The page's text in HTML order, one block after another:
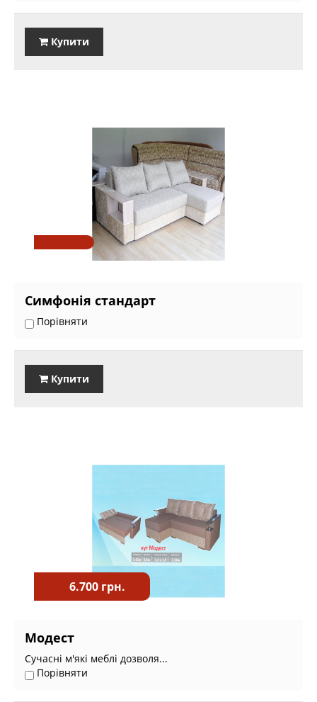
Купити
Симфонія стандарт
Порівняти
Купити
6.700 грн.
Модест
Сучасні м'які меблі дозволя...
Порівняти